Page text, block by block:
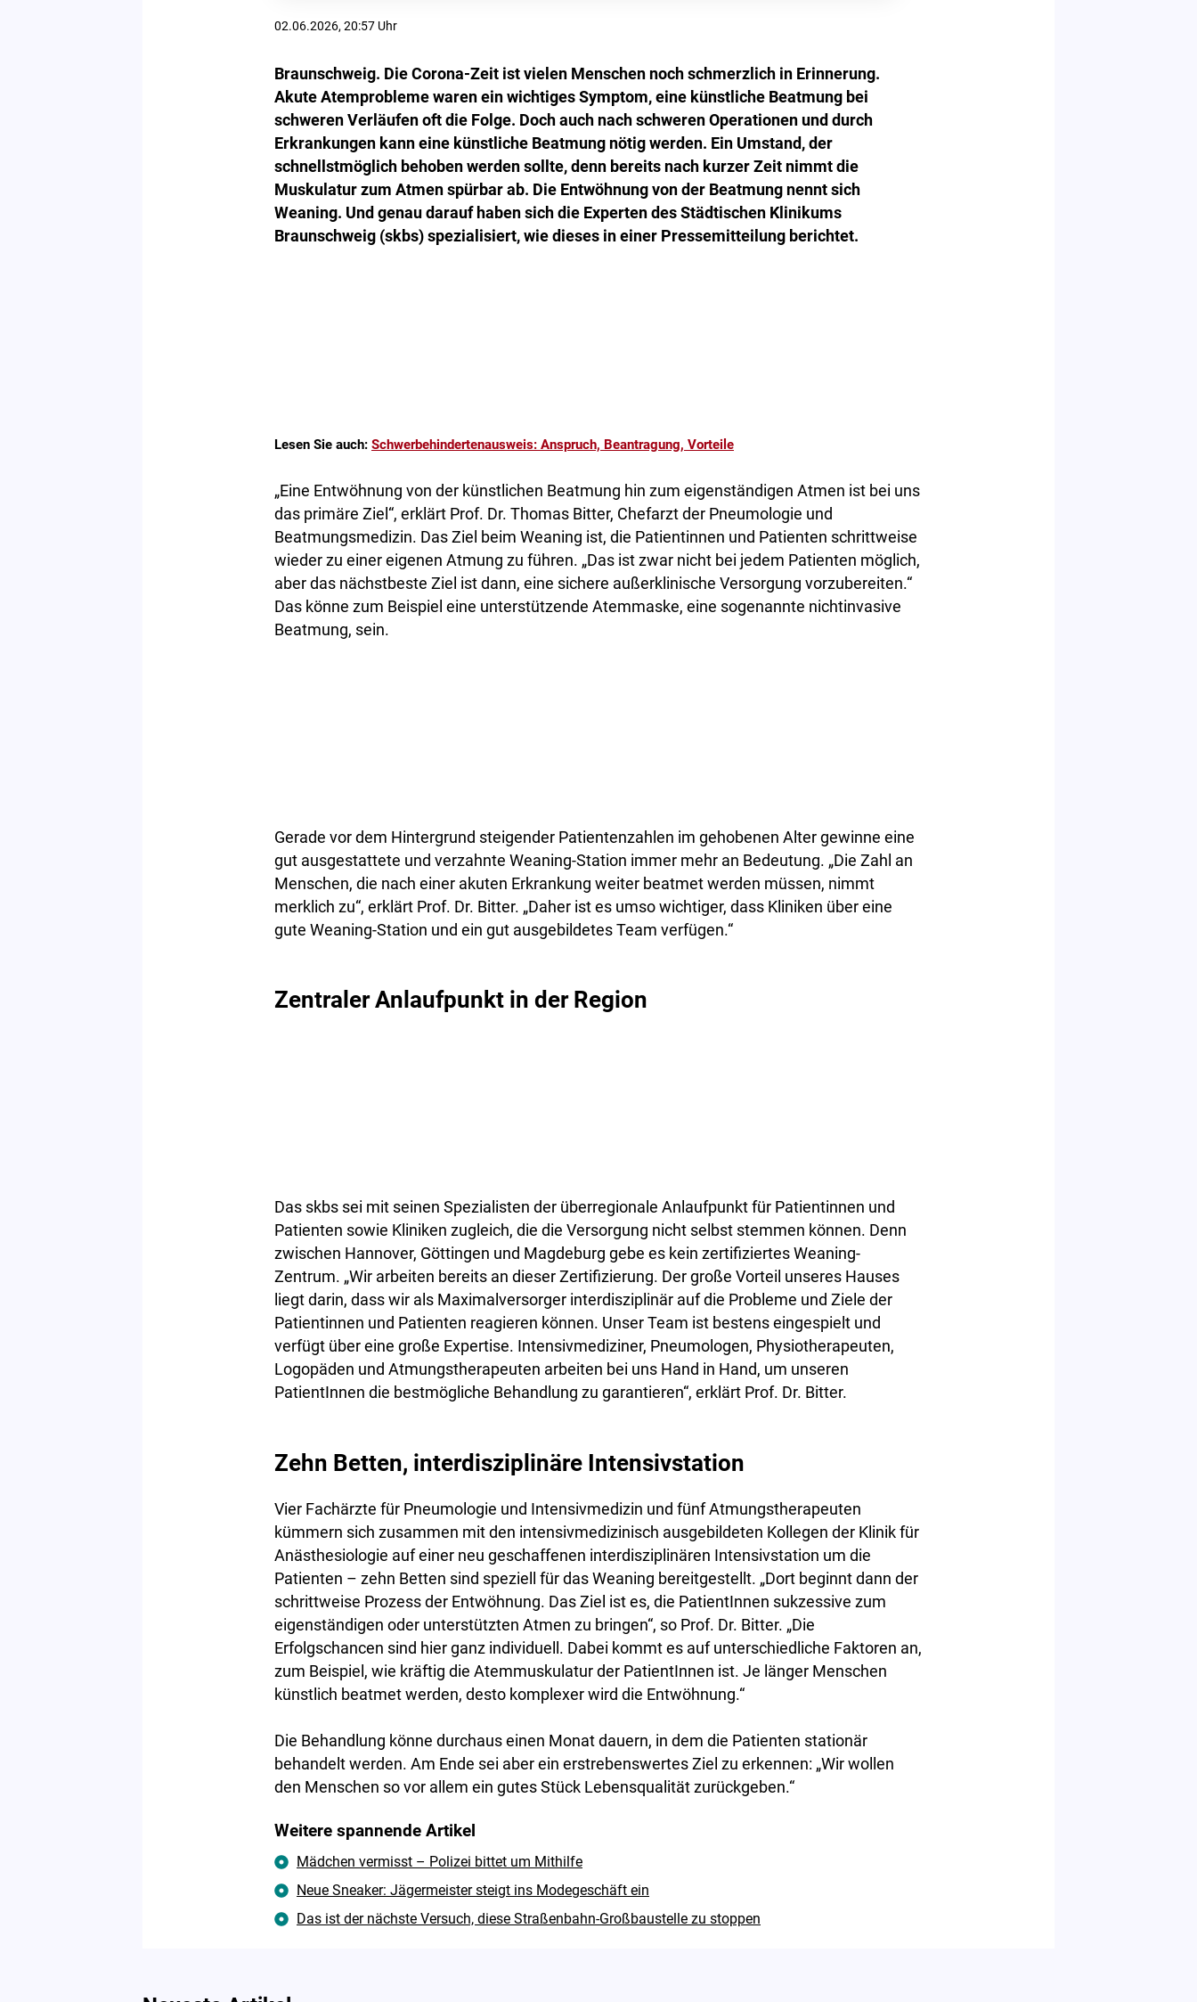
02.06.2026, 20:57 Uhr
Braunschweig. Die Corona-Zeit ist vielen Menschen noch schmerzlich in Erinnerung.
Akute Atemprobleme waren ein wichtiges Symptom, eine künstliche Beatmung bei
schweren Verläufen oft die Folge. Doch auch nach schweren Operationen und durch
Erkrankungen kann eine künstliche Beatmung nötig werden. Ein Umstand, der
schnellstmöglich behoben werden sollte, denn bereits nach kurzer Zeit nimmt die
Muskulatur zum Atmen spürbar ab. Die Entwöhnung von der Beatmung nennt sich
Weaning. Und genau darauf haben sich die Experten des Städtischen Klinikums
Braunschweig (skbs) spezialisiert, wie dieses in einer Pressemitteilung berichtet.
Lesen Sie auch: Schwerbehindertenausweis: Anspruch, Beantragung, Vorteile
„Eine Entwöhnung von der künstlichen Beatmung hin zum eigenständigen Atmen ist bei uns
das primäre Ziel“, erklärt Prof. Dr. Thomas Bitter, Chefarzt der Pneumologie und
Beatmungsmedizin. Das Ziel beim Weaning ist, die Patientinnen und Patienten schrittweise
wieder zu einer eigenen Atmung zu führen. „Das ist zwar nicht bei jedem Patienten möglich,
aber das nächstbeste Ziel ist dann, eine sichere außerklinische Versorgung vorzubereiten.“
Das könne zum Beispiel eine unterstützende Atemmaske, eine sogenannte nichtinvasive
Beatmung, sein.
Gerade vor dem Hintergrund steigender Patientenzahlen im gehobenen Alter gewinne eine
gut ausgestattete und verzahnte Weaning-Station immer mehr an Bedeutung. „Die Zahl an
Menschen, die nach einer akuten Erkrankung weiter beatmet werden müssen, nimmt
merklich zu“, erklärt Prof. Dr. Bitter. „Daher ist es umso wichtiger, dass Kliniken über eine
gute Weaning-Station und ein gut ausgebildetes Team verfügen.“
Zentraler Anlaufpunkt in der Region
Das skbs sei mit seinen Spezialisten der überregionale Anlaufpunkt für Patientinnen und
Patienten sowie Kliniken zugleich, die die Versorgung nicht selbst stemmen können. Denn
zwischen Hannover, Göttingen und Magdeburg gebe es kein zertifiziertes Weaning-
Zentrum. „Wir arbeiten bereits an dieser Zertifizierung. Der große Vorteil unseres Hauses
liegt darin, dass wir als Maximalversorger interdisziplinär auf die Probleme und Ziele der
Patientinnen und Patienten reagieren können. Unser Team ist bestens eingespielt und
verfügt über eine große Expertise. Intensivmediziner, Pneumologen, Physiotherapeuten,
Logopäden und Atmungstherapeuten arbeiten bei uns Hand in Hand, um unseren
PatientInnen die bestmögliche Behandlung zu garantieren“, erklärt Prof. Dr. Bitter.
Zehn Betten, interdisziplinäre Intensivstation
Vier Fachärzte für Pneumologie und Intensivmedizin und fünf Atmungstherapeuten
kümmern sich zusammen mit den intensivmedizinisch ausgebildeten Kollegen der Klinik für
Anästhesiologie auf einer neu geschaffenen interdisziplinären Intensivstation um die
Patienten – zehn Betten sind speziell für das Weaning bereitgestellt. „Dort beginnt dann der
schrittweise Prozess der Entwöhnung. Das Ziel ist es, die PatientInnen sukzessive zum
eigenständigen oder unterstützten Atmen zu bringen“, so Prof. Dr. Bitter. „Die
Erfolgschancen sind hier ganz individuell. Dabei kommt es auf unterschiedliche Faktoren an,
zum Beispiel, wie kräftig die Atemmuskulatur der PatientInnen ist. Je länger Menschen
künstlich beatmet werden, desto komplexer wird die Entwöhnung.“
Die Behandlung könne durchaus einen Monat dauern, in dem die Patienten stationär
behandelt werden. Am Ende sei aber ein erstrebenswertes Ziel zu erkennen: „Wir wollen
den Menschen so vor allem ein gutes Stück Lebensqualität zurückgeben.“
Weitere spannende Artikel
Mädchen vermisst – Polizei bittet um Mithilfe
Neue Sneaker: Jägermeister steigt ins Modegeschäft ein
Das ist der nächste Versuch, diese Straßenbahn-Großbaustelle zu stoppen